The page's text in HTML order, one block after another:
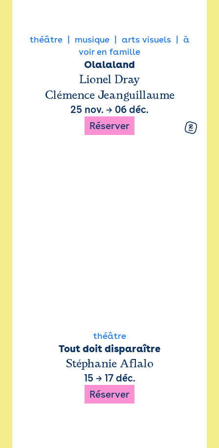
théâtre musique arts visuels
à
voir en famille
Olalaland
Lionel Dray
Clémence Jeanguillaume
25 nov. → 06 déc.
Réserver
théâtre
Tout doit disparaître
Stéphanie Aflalo
15 → 17 déc.
Réserver